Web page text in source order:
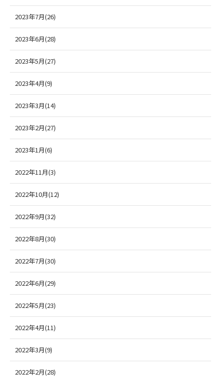
2023年7月(26)
2023年6月(28)
2023年5月(27)
2023年4月(9)
2023年3月(14)
2023年2月(27)
2023年1月(6)
2022年11月(3)
2022年10月(12)
2022年9月(32)
2022年8月(30)
2022年7月(30)
2022年6月(29)
2022年5月(23)
2022年4月(11)
2022年3月(9)
2022年2月(28)